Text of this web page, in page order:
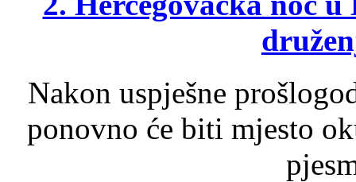
Nakon uspješne
ponovno će biti mjesto